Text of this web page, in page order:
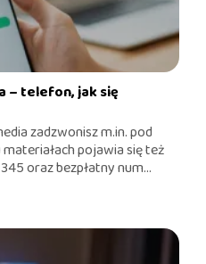
– telefon, jak się
zadzwonisz m.in. pod
pojawia się też
oraz bezpłatny num...